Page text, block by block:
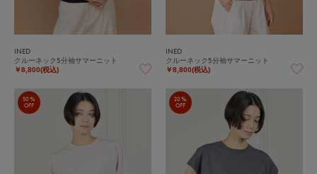
INED
クルーネック5分袖サマーニット
￥8,800(税込)
INED
クルーネック5分袖サマーニット
￥8,800(税込)
50%
OFF
20%
OFF